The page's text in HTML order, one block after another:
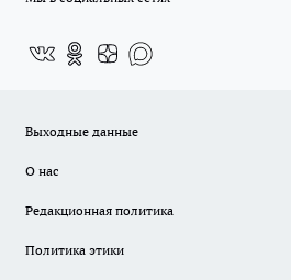
Выходные данные
О нас
Редакционная политика
Политика этики